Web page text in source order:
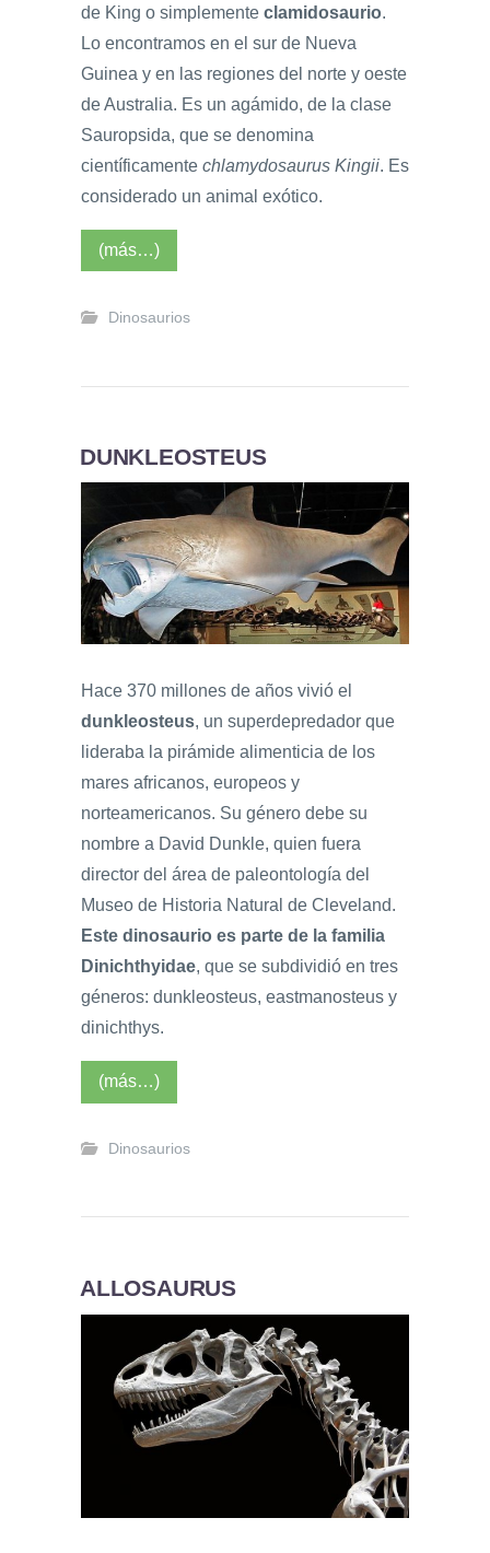
de King o simplemente clamidosaurio.
Lo encontramos en el sur de Nueva
Guinea y en las regiones del norte y oeste
de Australia. Es un agámido, de la clase
Sauropsida, que se denomina
científicamente chlamydosaurus Kingii. Es
considerado un animal exótico.
(más…)
Dinosaurios
DUNKLEOSTEUS
Hace 370 millones de años vivió el
dunkleosteus, un superdepredador que
lideraba la pirámide alimenticia de los
mares africanos, europeos y
norteamericanos. Su género debe su
nombre a David Dunkle, quien fuera
director del área de paleontología del
Museo de Historia Natural de Cleveland.
Este dinosaurio es parte de la familia
Dinichthyidae, que se subdividió en tres
géneros: dunkleosteus, eastmanosteus y
dinichthys.
(más…)
Dinosaurios
ALLOSAURUS